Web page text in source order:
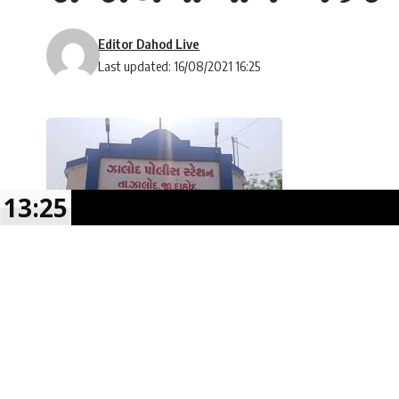
Last updated: 16/08/2021 16:25
Editor Dahod Live
13:25